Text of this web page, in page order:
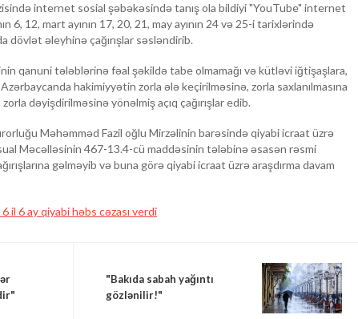
internet sosial şəbəkəsində tanış ola bildiyi "YouTube" internet
6, 12, mart ayının 17, 20, 21, may ayının 24 və 25-i tarixlərində
dövlət əleyhinə çağırışlar səsləndirib.
qanuni tələblərinə fəal şəkildə tabe olmamağı və kütləvi iğtişaşlara,
hakimiyyətin zorla ələ keçirilməsinə, zorla saxlanılmasına
dəyişdirilməsinə yönəlmiş açıq çağırışlar edib.
Məhəmməd Fazil oğlu Mirzəlinin barəsində qiyabi icraat üzrə
Məcəlləsinin 467-13.4-cü maddəsinin tələbinə əsasən rəsmi
gəlməyib və buna görə qiyabi icraat üzrə araşdırma davam
il 6 ay qiyabi həbs cəzası verdi
"Bakıda sabah yağıntı
gözlənilir!"